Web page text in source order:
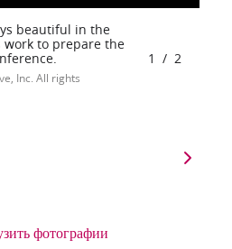
beautiful in the
to prepare the
Inc. All rights
1 / 2
фотографии